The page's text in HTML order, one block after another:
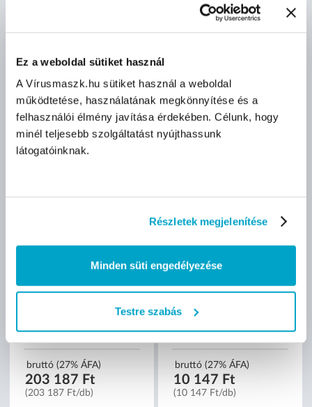
Ez a weboldal sütiket használ
A Vírusmaszk.hu sütiket használ a weboldal
működtetése, használatának megkönnyítése és a
felhasználói élmény javítása érdekében. Célunk, hogy
minél teljesebb szolgáltatást nyújthassunk
látogatóinknak.
Részletek megjelenítése
Minden süti engedélyezése
Testre szabás
(177 787 Ft/db)
bruttó (27% ÁFA)
203 187 Ft
(203 187 Ft/db)
Elysium gyémántbetétes
ablaküveghez - 20 cm
bruttó (27% ÁFA)
10 147 Ft
(10 147 Ft/db)